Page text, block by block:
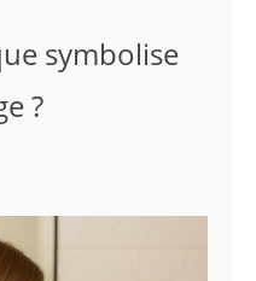
symbolise
?